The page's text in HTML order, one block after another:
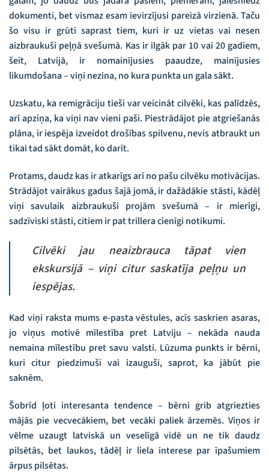
dokumenti, bet vismaz esam ievirzījusi pareizā virzienā. Taču
šo visu ir grūti saprast tiem, kuri ir uz vietas vai nesen
aizbraukuši peļņā svešumā. Kas ir ilgāk par 10 vai 20 gadiem,
šeit, Latvijā, ir nomainījusies paaudze, mainījusies
likumdošana – viņi nezina, no kura punkta un gala sākt.
Uzskatu, ka remigrāciju tieši var veicināt cilvēki, kas palīdzēs,
arī apziņa, ka viņi nav vieni paši. Piestrādājot pie atgriešanās
plāna, ir iespēja izveidot drošības spilvenu, nevis atbraukt un
tikai tad sākt domāt, ko darīt.
Protams, daudz kas ir atkarīgs arī no pašu cilvēku motivācijas.
Strādājot vairākus gadus šajā jomā, ir dažādākie stāsti, kādēļ
viņi savulaik aizbraukuši projām svešumā – ir mierīgi,
sadzīviski stāsti, citiem ir pat trillera cienīgi notikumi.
Cilvēki jau neaizbrauca tāpat vien
ekskursijā – viņi citur saskatīja peļņu un
iespējas.
Kad viņi raksta mums e-pasta vēstules, acīs saskrien asaras,
jo viņus motivē mīlestība pret Latviju – nekāda nauda
nemaina mīlestību pret savu valsti. Lūzuma punkts ir bērni,
kuri citur piedzimuši vai izauguši, saprot, ka jābūt pie
saknēm.
Šobrīd ļoti interesanta tendence – bērni grib atgriezties
mājās pie vecvecākiem, bet vecāki paliek ārzemēs. Viņos ir
vēlme uzaugt latviskā un veselīgā vidē un ne tik daudz
pilsētās, bet laukos, tādēļ ir liela interese par īpašumiem
ārpus pilsētas.